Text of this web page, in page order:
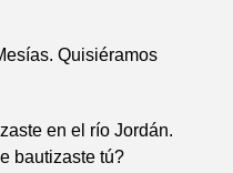
Quisiéramos
en el río Jordán.
bautizaste tú?